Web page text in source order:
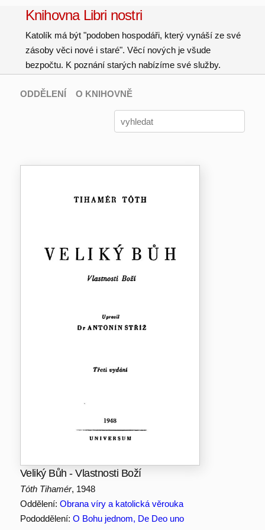
Knihovna Libri nostri
Katolík má být "podoben hospodáři, který vynáší ze své
zásoby věci nové i staré". Věcí nových je všude
bezpočtu. K poznání starých nabízíme své služby.
ODDĚLENÍ O KNIHOVNĚ
Veliký Bůh - Vlastnosti Boží
Tóth Tihamér, 1948
Oddělení: Obrana víry a katolická věrouka
Pododdělení: O Bohu jednom, De Deo uno